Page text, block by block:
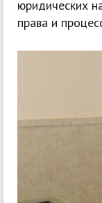
юридических
права и